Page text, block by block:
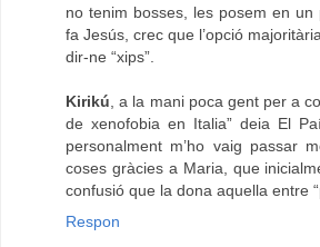
no tenim bosses, les posem en un
fa Jesús, crec que l’opció
dir-ne “xips”.
Kirikú , a la mani poca gent per a
de xenofobia en Italia” deia El
personalment m’ho vaig passar
coses gràcies a Maria, que
confusió que la dona aquella entre
Respon